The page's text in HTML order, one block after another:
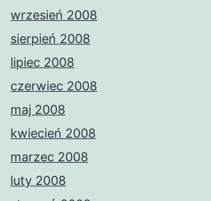
wrzesień 2008
sierpień 2008
lipiec 2008
czerwiec 2008
maj 2008
kwiecień 2008
marzec 2008
luty 2008